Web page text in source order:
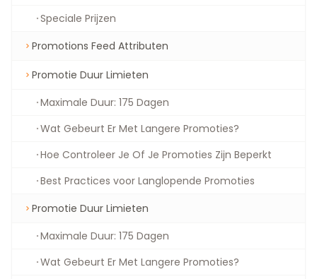
Speciale Prijzen
Promotions Feed Attributen
Promotie Duur Limieten
Maximale Duur: 175 Dagen
Wat Gebeurt Er Met Langere Promoties?
Hoe Controleer Je Of Je Promoties Zijn Beperkt
Best Practices voor Langlopende Promoties
Promotie Duur Limieten
Maximale Duur: 175 Dagen
Wat Gebeurt Er Met Langere Promoties?